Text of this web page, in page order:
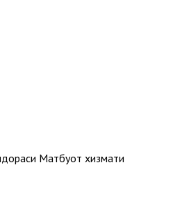
Матбуот хизмати